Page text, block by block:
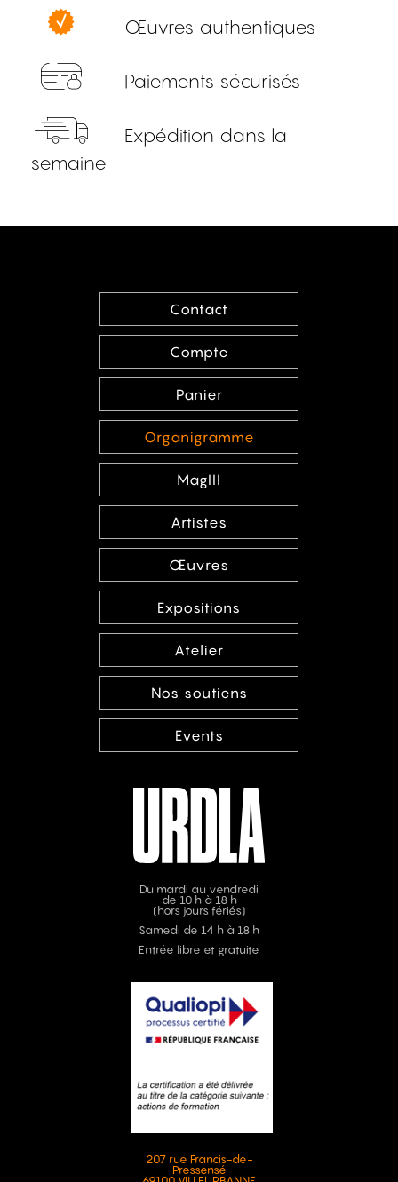
Œuvres authentiques
Paiements sécurisés
Expédition dans la
semaine
Contact
Compte
Panier
Organigramme
MagIII
Artistes
Œuvres
Expositions
Atelier
Nos soutiens
Events
Du mardi au vendredi
de 10 h à 18 h
(hors jours fériés)
Samedi de 14 h à 18 h
Entrée libre et gratuite
207 rue Francis-de-
Pressensé